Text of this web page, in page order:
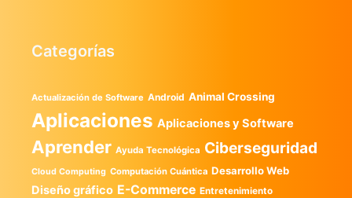
Categorías
Actualización de Software Android Animal Crossing
Aplicaciones Aplicaciones y Software
Aprender Ayuda Tecnológica Ciberseguridad
Cloud Computing Computación Cuántica Desarrollo Web
Diseño gráfico E-Commerce Entretenimiento